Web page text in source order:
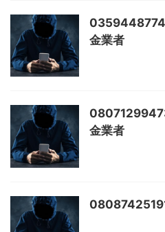
0359448774
金業者
金業者